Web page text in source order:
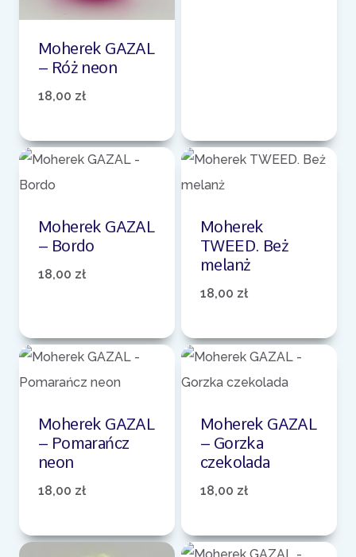
Moherek GAZAL
– Róż neon
18,00 zł
Moherek GAZAL
– Bordo
18,00 zł
Moherek
TWEED. Beż
melanż
18,00 zł
Moherek GAZAL
– Pomarańcz
neon
18,00 zł
Moherek GAZAL
– Gorzka
czekolada
18,00 zł